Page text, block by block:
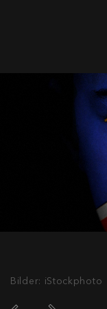
Bilder: iStockphoto